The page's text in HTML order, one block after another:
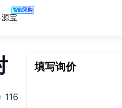
宝
智能采购
116
填写询价